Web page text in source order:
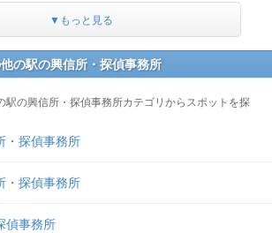
▼もっと見る
の駅の興信所・探偵事務所
駅の興信所・探偵事務所カテゴリからスポットを探
・探偵事務所
・探偵事務所
偵事務所